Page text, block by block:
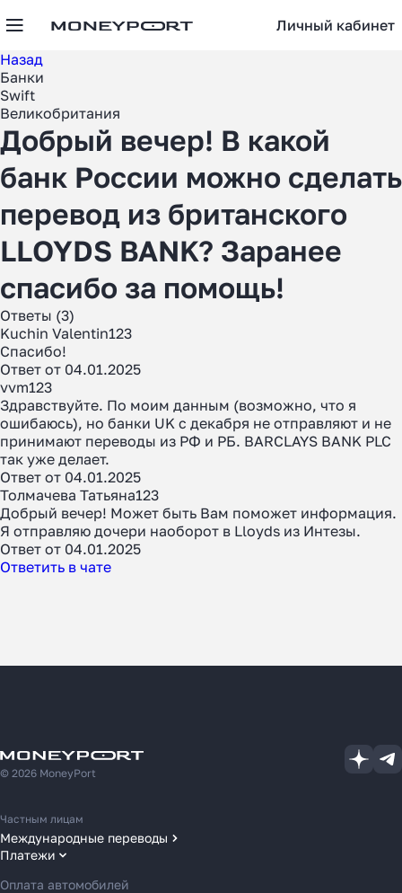
Личный кабинет
Назад
Банки
Swift
Великобритания
Добрый вечер! В какой
банк России можно сделать
перевод из британского
LLOYDS BANK? Заранее
спасибо за помощь!
Ответы (3)
Kuchin Valentin123
Спасибо!
Ответ от 04.01.2025
vvm123
Здравствуйте. По моим данным (возможно, что я
ошибаюсь), но банки UK с декабря не отправляют и не
принимают переводы из РФ и РБ. BARCLAYS BANK PLC
так уже делает.
Ответ от 04.01.2025
Толмачева Татьяна123
Добрый вечер! Может быть Вам поможет информация.
Я отправляю дочери наоборот в Lloyds из Интезы.
Ответ от 04.01.2025
Ответить в чате
© 2026 MoneyPort
Частным лицам
Международные переводы
Переводы в США
Переводы в ОАЭ
Платежи
Оплата автомобилей